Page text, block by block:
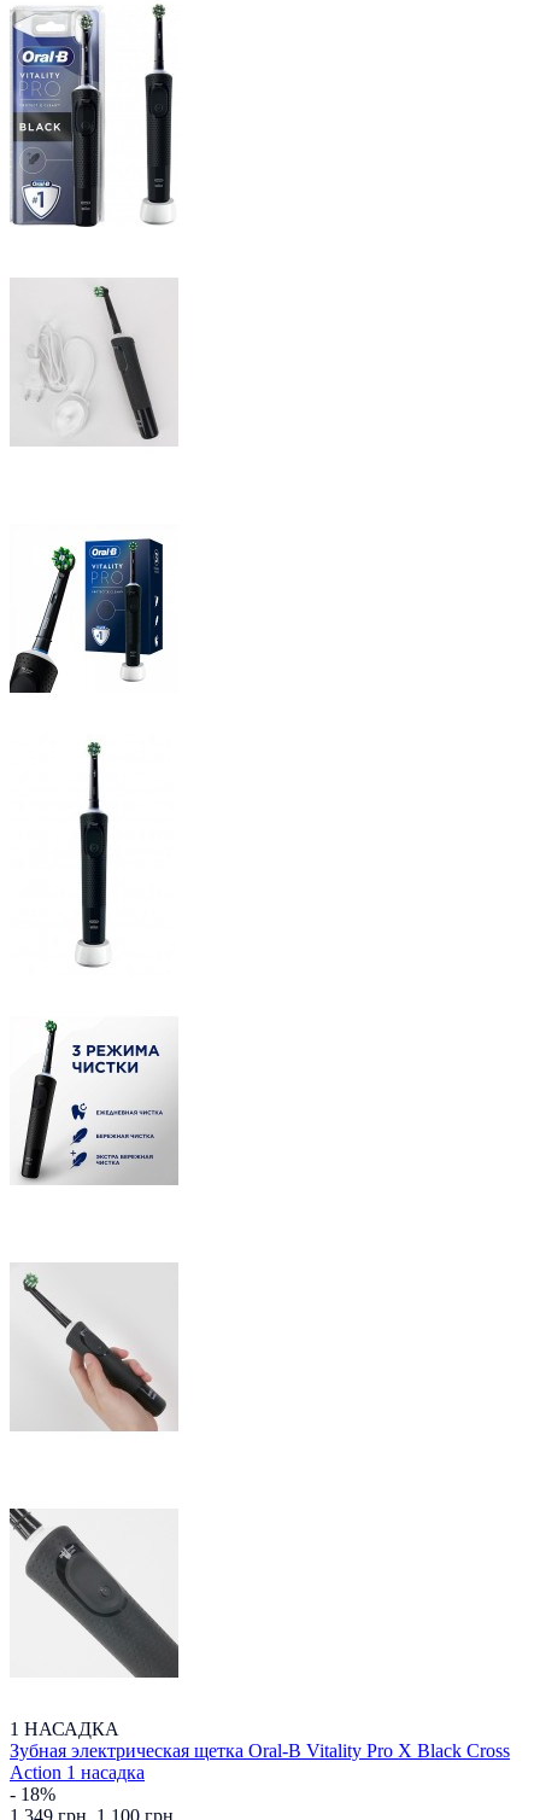
1 НАСАДКА
Зубная электрическая щетка Oral-B Vitality Pro X Black Cross
Action 1 насадка
- 18%
1 349 грн. 1 100 грн.